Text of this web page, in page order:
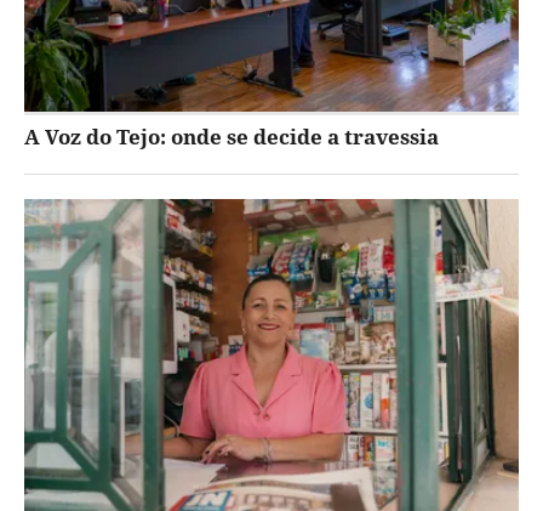
A Voz do Tejo: onde se decide a travessia